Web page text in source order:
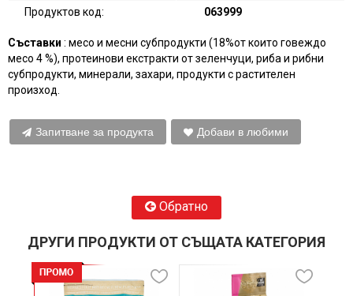
Продуктов код:
063999
Съставки : месо и месни субпродукти (18%от които говеждо
месо 4 %), протеинови екстракти от зеленчуци, риба и рибни
субпродукти, минерали, захари, продукти с растителен
произход.
Запитване за продукта Добави в любими
Обратно
ДРУГИ ПРОДУКТИ ОТ СЪЩАТА КАТЕГОРИЯ